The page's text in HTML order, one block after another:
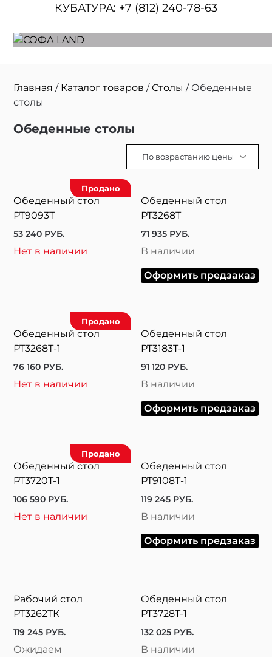
КУБАТУРА: +7 (812) 240-78-63
Главная / Каталог товаров / Столы / Обеденные
столы
Обеденные столы
Обеденный стол
РТ9093Т
53 240 РУБ.
Нет в наличии
Продано
Обеденный стол
РТ3268Т
71 935 РУБ.
В наличии
Оформить предзаказ
Обеденный стол
РТ3268Т-1
76 160 РУБ.
Нет в наличии
Продано
Обеденный стол
PT3183T-1
91 120 РУБ.
В наличии
Оформить предзаказ
Обеденный стол
PT3720T-1
106 590 РУБ.
Нет в наличии
Продано
Обеденный стол
РТ9108Т-1
119 245 РУБ.
В наличии
Оформить предзаказ
Рабочий стол
РТ3262ТК
119 245 РУБ.
Ожидаем
Обеденный стол
PT3728T-1
132 025 РУБ.
В наличии